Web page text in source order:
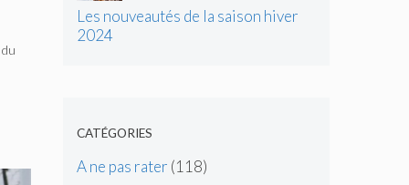
Les nouveautés de la saison hiver
2024
CATÉGORIES
A ne pas rater (118)